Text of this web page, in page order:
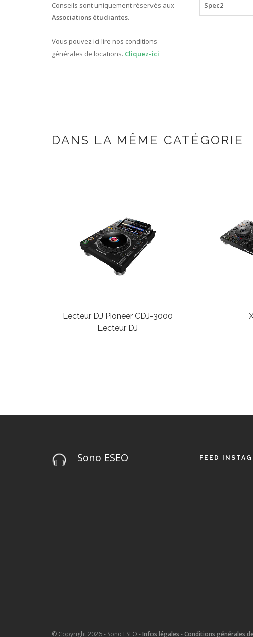
Conseils sont uniquement réservés aux
Associations étudiantes.
Vous pouvez ici lire nos conditions
générales de locations. Cliquez-ici
Spec2
DANS LA MÊME CATÉGORIE
Lecteur DJ Pioneer CDJ-3000
Lecteur DJ
Sono ESEO FEED
© Copyright 2026 - Sono ESEO -Infos légales -Conditions générales